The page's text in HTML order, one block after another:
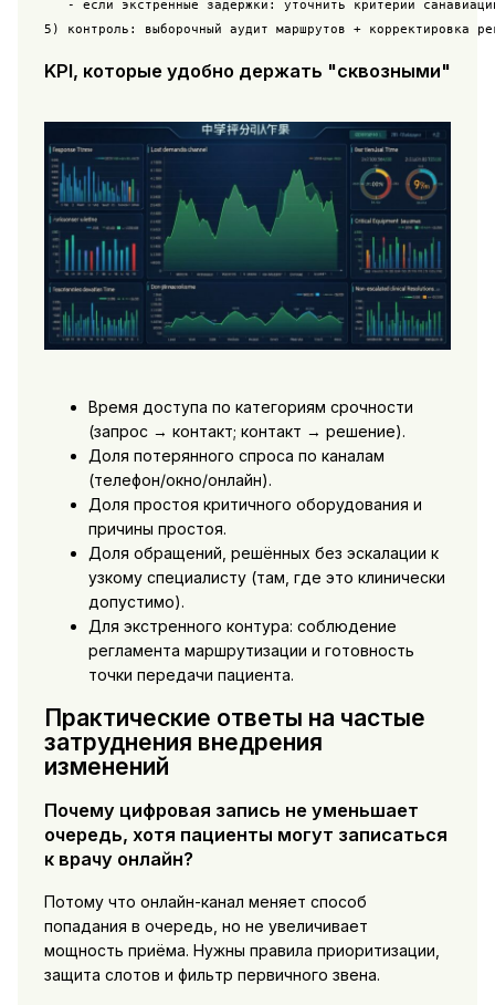
- если экстренные задержки: уточнить критерии
KPI, которые удобно держать "сквозными"
Время доступа по категориям срочности
(запрос → контакт; контакт → решение).
Доля потерянного спроса по каналам
(телефон/окно/онлайн).
Доля простоя критичного оборудования и
причины простоя.
Доля обращений, решённых без эскалации к
узкому специалисту (там, где это клинически
допустимо).
Для экстренного контура: соблюдение
регламента маршрутизации и готовность
точки передачи пациента.
Практические ответы на частые
затруднения внедрения
изменений
Почему цифровая запись не уменьшает
очередь, хотя пациенты могут записаться
к врачу онлайн?
Потому что онлайн-канал меняет способ
попадания в очередь, но не увеличивает
мощность приёма. Нужны правила приоритизации,
защита слотов и фильтр первичного звена.